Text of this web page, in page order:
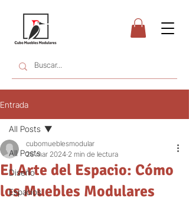
Entrada
All Posts
Diseño
Espacios
All Posts
El Arte del Espacio: Cómo
los Muebles Modulares
cubomueblesmodular
26 mar 2024 2 min de lectura